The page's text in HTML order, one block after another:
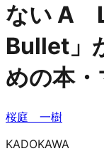
ない
Bullet
めの本
桜庭 一樹
KADOKAWA